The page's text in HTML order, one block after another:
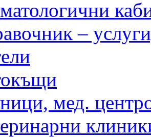
–
мед.